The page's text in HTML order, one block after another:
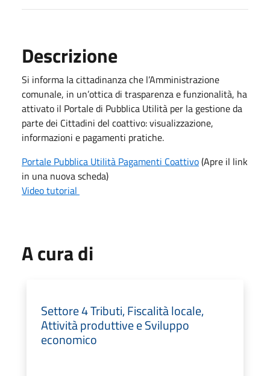
Descrizione
Si informa la cittadinanza che l’Amministrazione
comunale, in un’ottica di trasparenza e funzionalità, ha
attivato il Portale di Pubblica Utilità per la gestione da
parte dei Cittadini del coattivo: visualizzazione,
informazioni e pagamenti pratiche.
Portale Pubblica Utilità Pagamenti Coattivo(Apre il link
in una nuova scheda)
Video tutorial
A cura di
Settore 4 Tributi, Fiscalità locale,
Attività produttive e Sviluppo
economico